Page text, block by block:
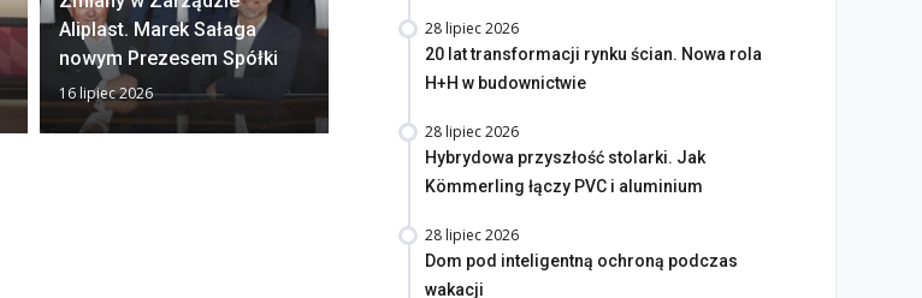
Aliplast. Marek Sałaga
nowym Prezesem Spółki
16 lipiec 2026
zwrócić uwagę przed
zakupem
13 lipiec 2026
nowy film wizerunkowy
28 lipiec 2026
20 lat transformacji rynku ścian. Nowa rola
H+H w budownictwie
28 lipiec 2026
Hybrydowa przyszłość stolarki. Jak
Kömmerling łączy PVC i aluminium
28 lipiec 2026
Dom pod inteligentną ochroną podczas
wakacji